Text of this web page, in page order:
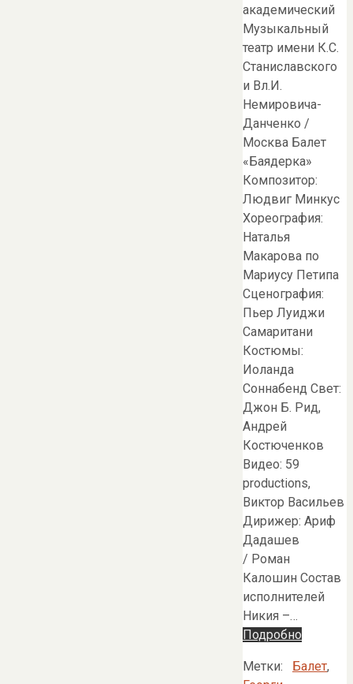
академический
Музыкальный
театр имени К.С.
Станиславского
и Вл.И.
Немировича-
Данченко /
Москва Балет
«Баядерка»
Композитор:
Людвиг Минкус
Хореография:
Наталья
Макарова по
Мариусу Петипа
Сценография:
Пьер Луиджи
Самаритани
Костюмы:
Иоланда
Соннабенд Свет:
Джон Б. Рид,
Андрей
Костюченков
Видео: 59
productions,
Виктор Васильев
Дирижер: Ариф
Дадашев
/ Роман
Калошин Состав
исполнителей
Никия –…
Подробно
Метки: Балет,